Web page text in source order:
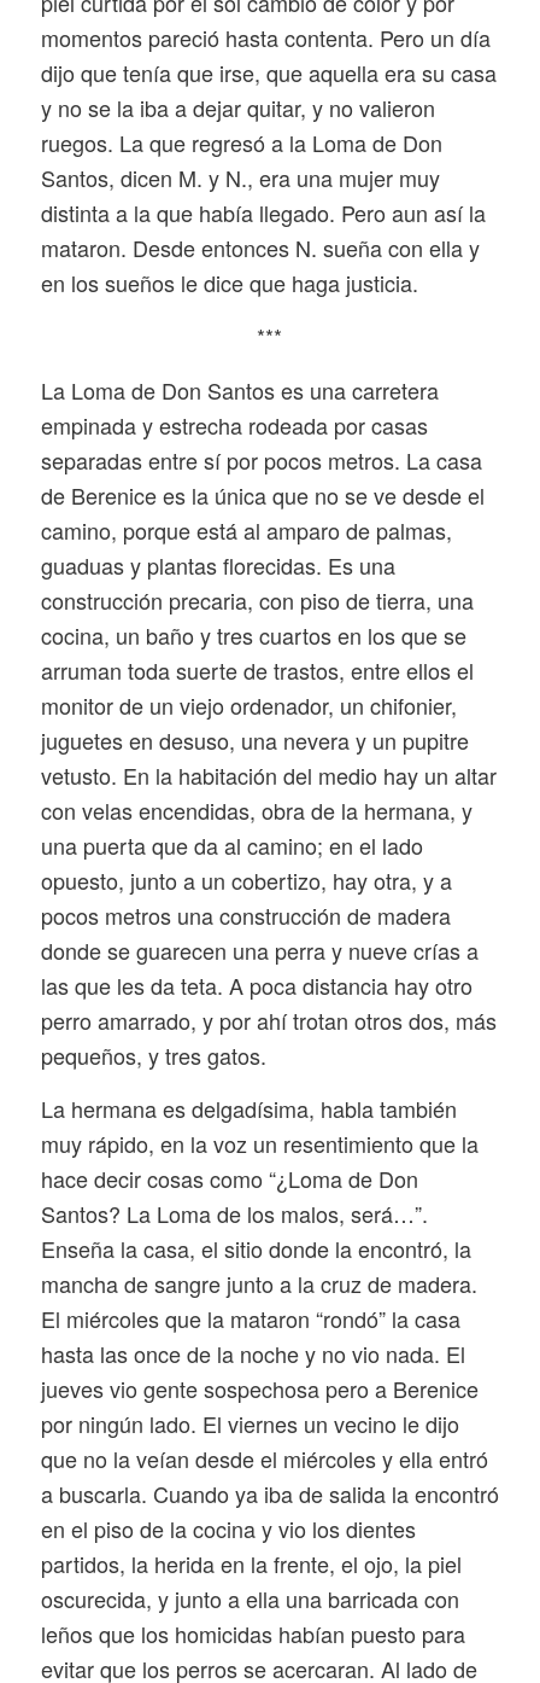
momentos pareció hasta contenta. Pero un día
dijo que tenía que irse, que aquella era su casa
y no se la iba a dejar quitar, y no valieron
ruegos. La que regresó a la Loma de Don
Santos, dicen M. y N., era una mujer muy
distinta a la que había llegado. Pero aun así la
mataron. Desde entonces N. sueña con ella y
en los sueños le dice que haga justicia.
***
La Loma de Don Santos es una carretera
empinada y estrecha rodeada por casas
separadas entre sí por pocos metros. La casa
de Berenice es la única que no se ve desde el
camino, porque está al amparo de palmas,
guaduas y plantas florecidas. Es una
construcción precaria, con piso de tierra, una
cocina, un baño y tres cuartos en los que se
arruman toda suerte de trastos, entre ellos el
monitor de un viejo ordenador, un chifonier,
juguetes en desuso, una nevera y un pupitre
vetusto. En la habitación del medio hay un altar
con velas encendidas, obra de la hermana, y
una puerta que da al camino; en el lado
opuesto, junto a un cobertizo, hay otra, y a
pocos metros una construcción de madera
donde se guarecen una perra y nueve crías a
las que les da teta. A poca distancia hay otro
perro amarrado, y por ahí trotan otros dos, más
pequeños, y tres gatos.
La hermana es delgadísima, habla también
muy rápido, en la voz un resentimiento que la
hace decir cosas como “¿Loma de Don
Santos? La Loma de los malos, será…”.
Enseña la casa, el sitio donde la encontró, la
mancha de sangre junto a la cruz de madera.
El miércoles que la mataron “rondó” la casa
hasta las once de la noche y no vio nada. El
jueves vio gente sospechosa pero a Berenice
por ningún lado. El viernes un vecino le dijo
que no la veían desde el miércoles y ella entró
a buscarla. Cuando ya iba de salida la encontró
en el piso de la cocina y vio los dientes
partidos, la herida en la frente, el ojo, la piel
oscurecida, y junto a ella una barricada con
leños que los homicidas habían puesto para
evitar que los perros se acercaran. Al lado de